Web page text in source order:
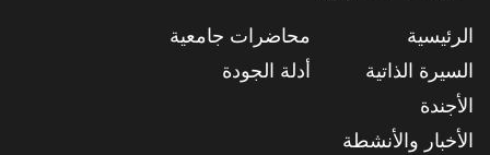
الرئيسية
السيرة الذاتية
الأجندة
الأخبار والأنشطة
محاضرات جامعية
أدلة الجودة